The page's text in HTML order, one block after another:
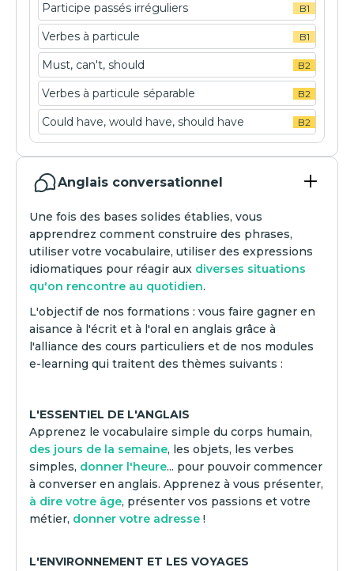
Participe passés irréguliers B1
Verbes à particule B1
Must, can't, should B2
Verbes à particule séparable B2
Could have, would have, should have B2
Anglais conversationnel
Une fois des bases solides établies, vous
apprendrez comment construire des phrases,
utiliser votre vocabulaire, utiliser des expressions
idiomatiques pour réagir aux diverses situations
qu'on rencontre au quotidien.
L'objectif de nos formations : vous faire gagner en
aisance à l'écrit et à l'oral en anglais grâce à
l'alliance des cours particuliers et de nos modules
e-learning qui traitent des thèmes suivants :
L'ESSENTIEL DE L'ANGLAIS
Apprenez le vocabulaire simple du corps humain,
des jours de la semaine, les objets, les verbes
simples, donner l'heure... pour pouvoir commencer
à converser en anglais. Apprenez à vous présenter,
à dire votre âge, présenter vos passions et votre
métier, donner votre adresse !
L'ENVIRONNEMENT ET LES VOYAGES